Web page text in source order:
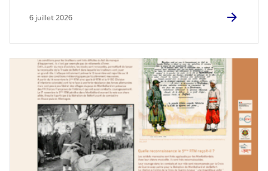
6 juillet 2026